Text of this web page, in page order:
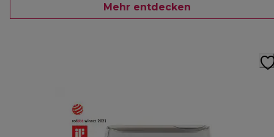
Mehr entdecken